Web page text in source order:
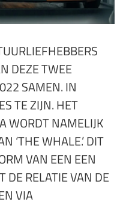
DEZE TWEE
SAMEN. IN
TE ZIJN. HET
WORDT NAMELIJK
‘THE WHALE.’ DIT
VAN EEN EEN
DE RELATIE VAN DE
VIA